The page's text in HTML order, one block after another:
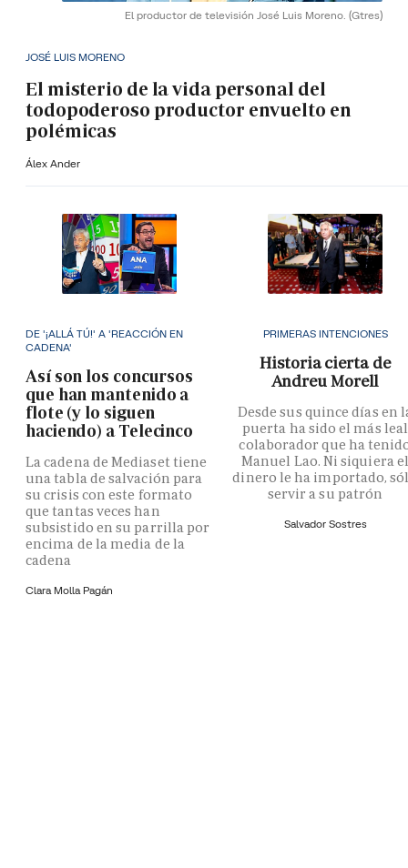
El productor de televisión José Luis Moreno. (Gtres)
JOSÉ LUIS MORENO
El misterio de la vida personal del
todopoderoso productor envuelto en
polémicas
Álex Ander
DE '¡ALLÁ TÚ!' A 'REACCIÓN EN
CADENA'
Así son los concursos
que han mantenido a
flote (y lo siguen
haciendo) a Telecinco
La cadena de Mediaset tiene
una tabla de salvación para
su crisis con este formato
que tantas veces han
subsistido en su parrilla por
encima de la media de la
cadena
Clara Molla Pagán
PRIMERAS INTENCIONES
Historia cierta de
Andreu Morell
Desde sus quince días en
puerta ha sido el más leal
colaborador que ha
Manuel Lao. Ni siquiera
dinero le ha importado,
servir a su patrón
Salvador Sostres